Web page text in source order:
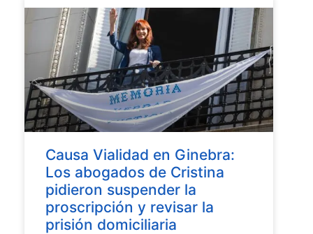
Causa Vialidad en Ginebra:
Los abogados de Cristina
pidieron suspender la
proscripción y revisar la
prisión domiciliaria